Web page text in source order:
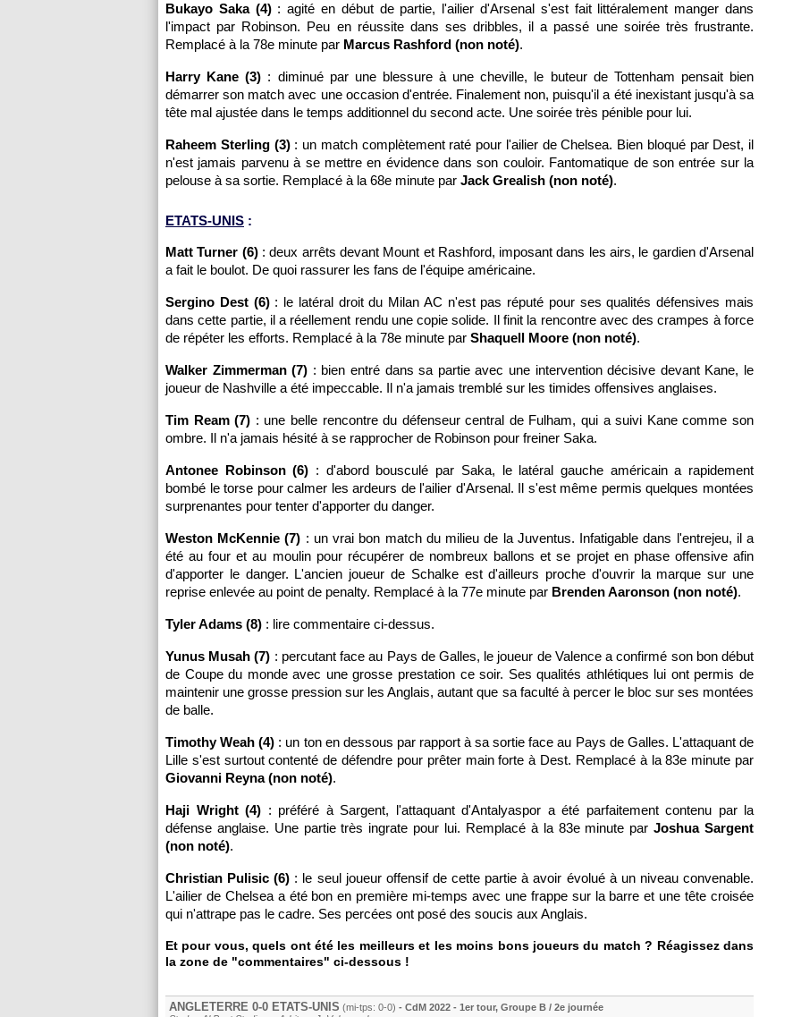
Bukayo Saka (4): agité en début de partie, l'ailier d'Arsenal s'est fait littéralement manger dans
l'impact par Robinson. Peu en réussite dans ses dribbles, il a passé une soirée très frustrante.
Remplacé à la 78e minute par Marcus Rashford (non noté).
Harry Kane (3) : diminué par une blessure à une cheville, le buteur de Tottenham pensait bien
démarrer son match avec une occasion d'entrée. Finalement non, puisqu'il a été inexistant jusqu'à sa
tête mal ajustée dans le temps additionnel du second acte. Une soirée très pénible pour lui.
Raheem Sterling (3): un match complètement raté pour l'ailier de Chelsea. Bien bloqué par Dest, il
n'est jamais parvenu à se mettre en évidence dans son couloir. Fantomatique de son entrée sur la
pelouse à sa sortie. Remplacé à la 68e minute par Jack Grealish (non noté).
ETATS-UNIS :
Matt Turner (6): deux arrêts devant Mount et Rashford, imposant dans les airs, le gardien d'Arsenal
a fait le boulot. De quoi rassurer les fans de l'équipe américaine.
Sergino Dest (6): le latéral droit du Milan AC n'est pas réputé pour ses qualités défensives mais
dans cette partie, il a réellement rendu une copie solide. Il finit la rencontre avec des crampes à force
de répéter les efforts. Remplacé à la 78e minute par Shaquell Moore (non noté).
Walker Zimmerman (7) : bien entré dans sa partie avec une intervention décisive devant Kane, le
joueur de Nashville a été impeccable. Il n'a jamais tremblé sur les timides offensives anglaises.
Tim Ream (7) : une belle rencontre du défenseur central de Fulham, qui a suivi Kane comme son
ombre. Il n'a jamais hésité à se rapprocher de Robinson pour freiner Saka.
Antonee Robinson (6) : d'abord bousculé par Saka, le latéral gauche américain a rapidement
bombé le torse pour calmer les ardeurs de l'ailier d'Arsenal. Il s'est même permis quelques montées
surprenantes pour tenter d'apporter du danger.
Weston McKennie (7) : un vrai bon match du milieu de la Juventus. Infatigable dans l'entrejeu, il a
été au four et au moulin pour récupérer de nombreux ballons et se projet en phase offensive afin
d'apporter le danger. L'ancien joueur de Schalke est d'ailleurs proche d'ouvrir la marque sur une
reprise enlevée au point de penalty. Remplacé à la 77e minute par Brenden Aaronson (non noté).
Tyler Adams (8) : lire commentaire ci-dessus.
Yunus Musah (7) : percutant face au Pays de Galles, le joueur de Valence a confirmé son bon début
de Coupe du monde avec une grosse prestation ce soir. Ses qualités athlétiques lui ont permis de
maintenir une grosse pression sur les Anglais, autant que sa faculté à percer le bloc sur ses montées
de balle.
Timothy Weah (4) : un ton en dessous par rapport à sa sortie face au Pays de Galles. L'attaquant de
Lille s'est surtout contenté de défendre pour prêter main forte à Dest. Remplacé à la 83e minute par
Giovanni Reyna (non noté).
Haji Wright (4) : préféré à Sargent, l'attaquant d'Antalyaspor a été parfaitement contenu par la
défense anglaise. Une partie très ingrate pour lui. Remplacé à la 83e minute parJoshua Sargent
(non noté).
Christian Pulisic (6) : le seul joueur offensif de cette partie à avoir évolué à un niveau convenable.
L'ailier de Chelsea a été bon en première mi-temps avec une frappe sur la barre et une tête croisée
qui n'attrape pas le cadre. Ses percées ont posé des soucis aux Anglais.
Et pour vous, quels ont été les meilleurs et les moins bons joueurs du match ? Réagissez dans
la zone de "commentaires" ci-dessous !
ANGLETERRE 0-0 ETATS-UNIS (mi-tps: 0-0) - CdM 2022 - 1er tour, Groupe B / 2e journée